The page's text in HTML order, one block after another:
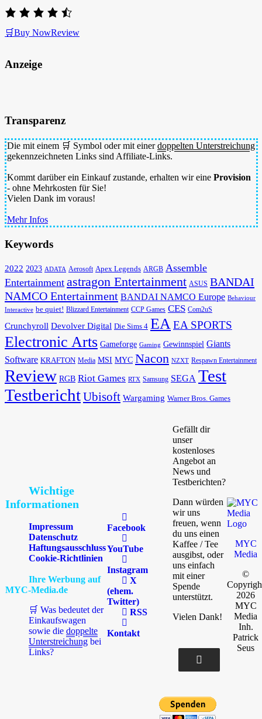
🛒Buy NowReview
Anzeige
Transparenz
Die mit einem 🛒 Symbol oder mit einerdoppelten Unterstreichung
gekennzeichneten Links sind Affiliate-Links.
Kommt darüber ein Einkauf zustande, erhalten wir eine Provision
- ohne Mehrkosten für Sie!
Vielen Dank im voraus!
Mehr Infos
Keywords
2022 2023 ADATA Aerosoft Apex Legends ARGB Assemble
Entertainment astragon Entertainment ASUS BANDAI
NAMCO Entertainment BANDAI NAMCO Europe Behaviour
Interactive be quiet! Blizzard Entertainment CCP Games CES Com2uS
Crunchyroll Devolver Digital Die Sims 4 EAEA SPORTS
Electronic Arts Gameforge Gaming Gewinnspiel Giants
Software KRAFTON Media MSI MYC Nacon NZXT Respawn Entertainment
Review RGB Riot Games RTX Samsung SEGA Test
TestberichtUbisoft Wargaming Warner Bros. Games
Wichtige
Informationen
Impressum
Datenschutz
Haftungsausschluss
Cookie-Richtlinien
Ihre Werbung auf
MYC-Media.de
🛒 Was bedeutet der
Einkaufswagen
sowie die doppelte
Unterstreichung bei
Links?
Facebook
YouTube
Instagram
X
(ehem.
Twitter)
RSS
Kontakt
Gefällt dir
unser
kostenloses
Angebot an
News und
Testberichten?
Dann würden
wir uns
freuen, wenn
du uns einen
Kaffee / Tee
ausgibst, oder
uns einfach
mit einer
Spende
unterstützt.
Vielen Dank!
MYC
Media
©
2026
MYC
Media
Inh.
Patrick
Seus